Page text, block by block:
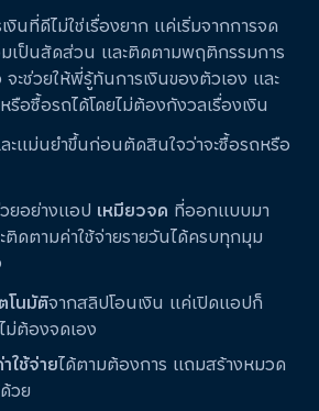
นที่ดีไม่ใช่เรื่องยาก แค่เริ่มจากการจด
มเป็นสัดส่วน และติดตามพฤติกรรมการ
จะช่วยให้พี่รู้ทันการเงินของตัวเอง และ
รือซื้อรถได้โดยไม่ต้องกังวลเรื่องเงิน
ะแม่นยำขึ้นก่อนตัดสินใจว่าจะซื้อรถหรือ
ยอย่างแอป เหมียวจด ที่ออกแบบมา
ดตามค่าใช้จ่ายรายวันได้ครบทุกมุม
โนมัติจากสลิปโอนเงิน แค่เปิดแอปก็
ม่ต้องจดเอง
ใช้จ่ายได้ตามต้องการ แถมสร้างหมวด
วย